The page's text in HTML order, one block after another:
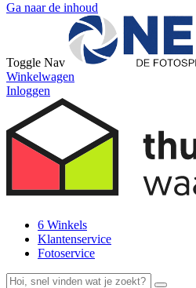
Ga naar de inhoud
Toggle Nav
Winkelwagen
Inloggen
6 Winkels
Klantenservice
Fotoservice